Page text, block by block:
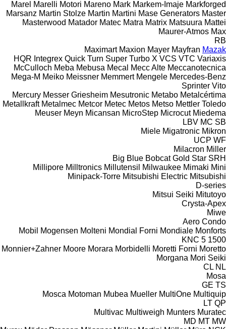
Marel Marelli Motori Mareno Mark Markem-Imaje Markforged
Marsanz Martin Stolze Martin Martini Mase Generators Master
Masterwood Matador Matec Matra Matrix Matsuura Mattei
Maurer-Atmos Max
RB
Maximart Maxion Mayer Mayfran Mazak
HQR Integrex Quick Turn Super Turbo X VCS VTC Variaxis
McCulloch Meba Mebusa Mecal Mecc Alte Meccanotecnica
Mega-M Meiko Meissner Memmert Mengele Mercedes-Benz
Sprinter Vito
Mercury Messer Griesheim Mesutronic Metabo Metalcértima
Metallkraft Metalmec Metcor Metec Metos Metso Mettler Toledo
Meuser Meyn Micansan MicroStep Microcut Miedema
LBV MC SB
Miele Migatronic Mikron
UCP WF
Milacron Miller
Big Blue Bobcat Gold Star SRH
Millipore Milltronics Millutensil Milwaukee Mimaki Mini
Minipack-Torre Mitsubishi Electric Mitsubishi
D-series
Mitsui Seiki Mitutoyo
Crysta-Apex
Miwe
Aero Condo
Mobil
Mogensen Molteni Mondial Forni Mondiale Monforts
KNC 5 1500
Monnier+Zahner Moore Morara Morbidelli Moretti Forni Moretto
Morgana Mori Seiki
CL NL
Mosa
GE TS
Mosca Motoman Mubea Mueller MultiOne Multiquip
LT QP
Multivac Multiweigh Munters Muratec
MD MT MW